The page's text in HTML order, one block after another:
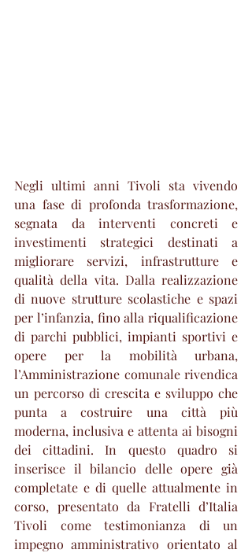
Negli ultimi anni Tivoli sta vivendo
una fase di profonda trasformazione,
segnata da interventi concreti e
investimenti strategici destinati a
migliorare servizi, infrastrutture e
qualità della vita. Dalla realizzazione
di nuove strutture scolastiche e spazi
per l’infanzia, fino alla riqualificazione
di parchi pubblici, impianti sportivi e
opere per la mobilità urbana,
l’Amministrazione comunale rivendica
un percorso di crescita e sviluppo che
punta a costruire una città più
moderna, inclusiva e attenta ai bisogni
dei cittadini. In questo quadro si
inserisce il bilancio delle opere già
completate e di quelle attualmente in
corso, presentato da Fratelli d’Italia
Tivoli come testimonianza di un
impegno amministrativo orientato al